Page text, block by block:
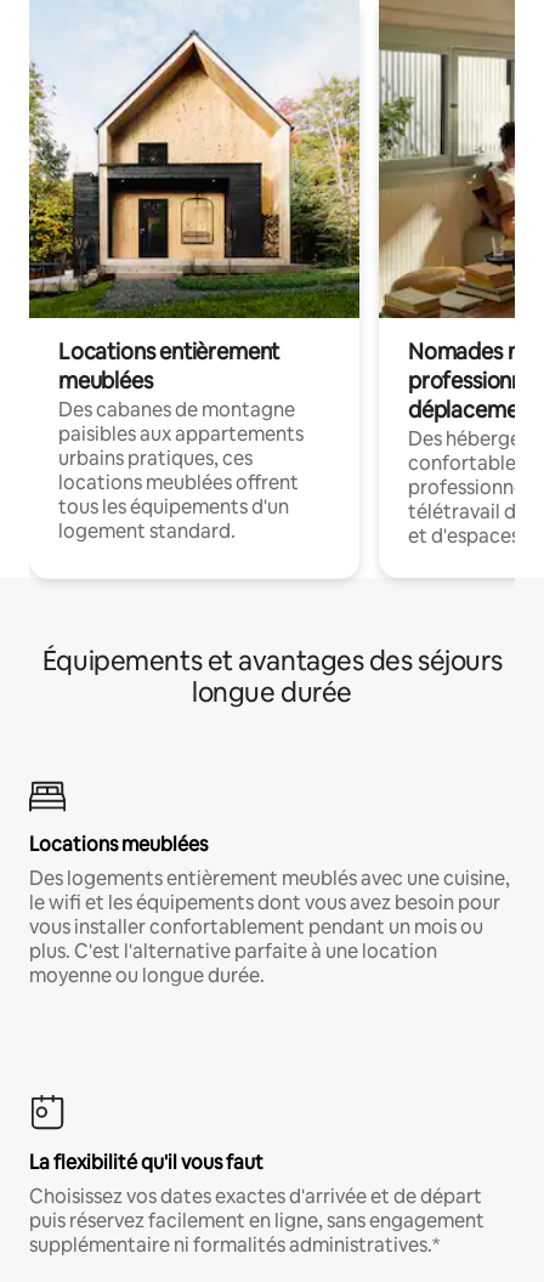
Locations entièrement
meublées
Des cabanes de montagne
paisibles aux appartements
urbains pratiques, ces
locations meublées offrent
tous les équipements d'un
logement standard.
Nomades
déplacement
Des
confortables
professionnels
télétravail
et d'espaces
Équipements et avantages des séjours
longue durée
Locations meublées
Des logements entièrement meublés avec une cuisine,
le wifi et les équipements dont vous avez besoin pour
vous installer confortablement pendant un mois ou
plus. C'est l'alternative parfaite à une location
moyenne ou longue durée.
La flexibilité qu'il vous faut
Choisissez vos dates exactes d'arrivée et de départ
puis réservez facilement en ligne, sans engagement
supplémentaire ni formalités administratives.*